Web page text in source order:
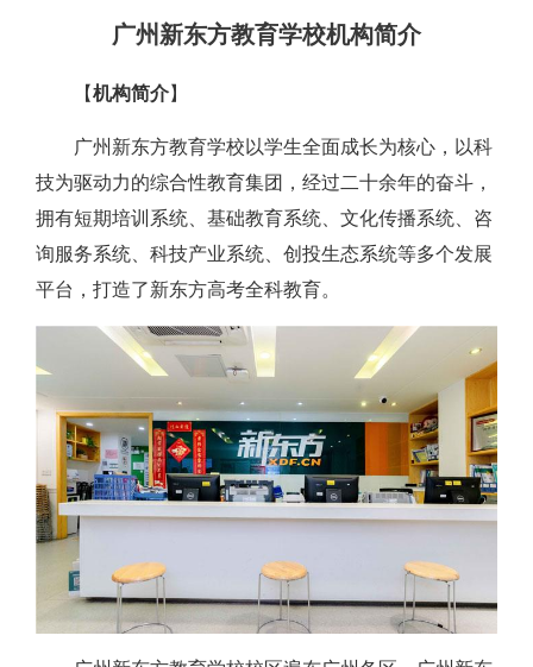
广州新东方教育学校机构简介
【机构简介】
广州新东方教育学校以学生全面成长为核心，以科
技为驱动力的综合性教育集团，经过二十余年的奋斗，
拥有短期培训系统、基础教育系统、文化传播系统、咨
询服务系统、科技产业系统、创投生态系统等多个发展
平台，打造了新东方高考全科教育。